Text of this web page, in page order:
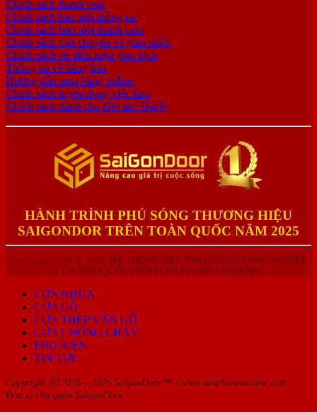
Chính sách thanh toán
Chính sách bảo mật thông tin
Chính sách bảo mật thanh toán
Chính sách vận chuyển và giao nhận
Chính sách về điều kiện giao dịch
Thông tin về hàng hóa
Hướng dẫn mua hàng online
Chính sách tuyển dụng việc làm
Chính sách dành cho Đối tác/ Đại lý
HÀNH TRÌNH PHỦ SÓNG THƯƠNG HIỆU
SAIGONDOR TRÊN TOÀN QUỐC NĂM 2025
Copyright © 2010 - 2023 HỆ THỐNG SIÊU THỊ CỬA GỖ CÔNG NGHIỆP,
CỬA NHỰA, CỬA CHỐNG CHÁY SAIGONDOOR®
CỬA NHỰA
CỬA GỖ
CỬA THÉP VÂN GỖ
CỬA CHỐNG CHÁY
PHỤ KIỆN
TIN TỨC
Copyright ⓒ 2016 – 2026 SaigonDoor™ - www.sieuthicuaonline.com |
Đơn vị chủ quản SaigonDoor